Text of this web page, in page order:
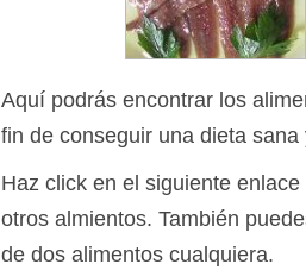
Aquí podrás encontrar los
fin de conseguir una dieta sana
Haz click en el siguiente
otros almientos. También
de dos alimentos cualquiera.